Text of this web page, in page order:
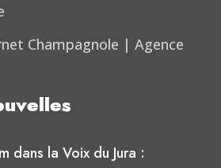
Champagnole | Agence
dans la Voix du Jura :